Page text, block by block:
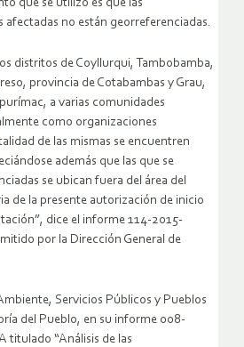
que se utilizó es que las
afectadas no están georreferenciadas.
distritos de Coyllurqui, Tambobamba,
provincia de Cotabambas y Grau,
a varias comunidades
como organizaciones
de las mismas se encuentren
además que las que se
se ubican fuera del área del
de la presente autorización de inicio
dice el informe 114-2015-
por la Dirección General de
Servicios Públicos y Pueblos
del Pueblo, en su informe 008-
titulado “Análisis de las